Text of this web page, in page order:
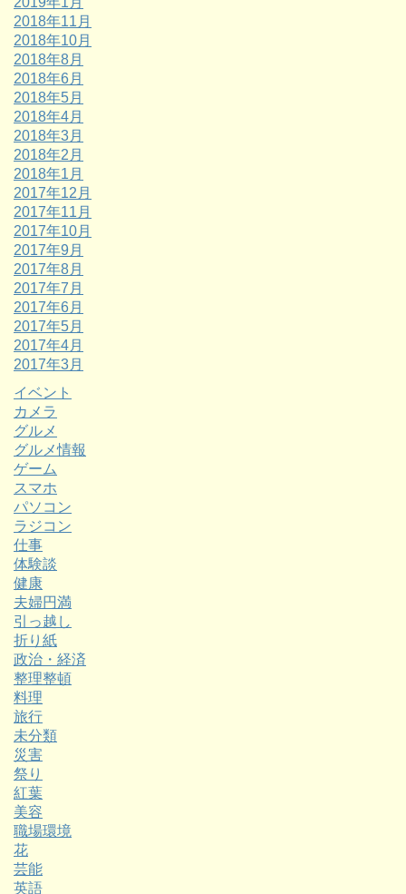
2018年11月
2018年10月
2018年8月
2018年6月
2018年5月
2018年4月
2018年3月
2018年2月
2018年1月
2017年12月
2017年11月
2017年10月
2017年9月
2017年8月
2017年7月
2017年6月
2017年5月
2017年4月
2017年3月
イベント
カメラ
グルメ
グルメ情報
ゲーム
スマホ
パソコン
ラジコン
仕事
体験談
健康
夫婦円満
引っ越し
折り紙
政治・経済
整理整頓
料理
旅行
未分類
災害
祭り
紅葉
美容
職場環境
花
芸能
英語